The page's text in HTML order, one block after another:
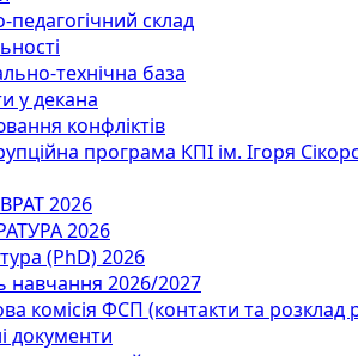
педагогічний склад
технічна база
у декана
конфліктів
програма КПІ ім. Ігоря
2026
2026
(PhD) 2026
навчання 2026/2027
комісія ФСП (контакти та розклад
документи